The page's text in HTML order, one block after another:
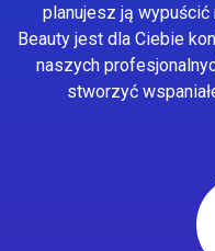
planujesz ją wypuścić
Beauty jest dla Ciebie
naszych
stworzyć